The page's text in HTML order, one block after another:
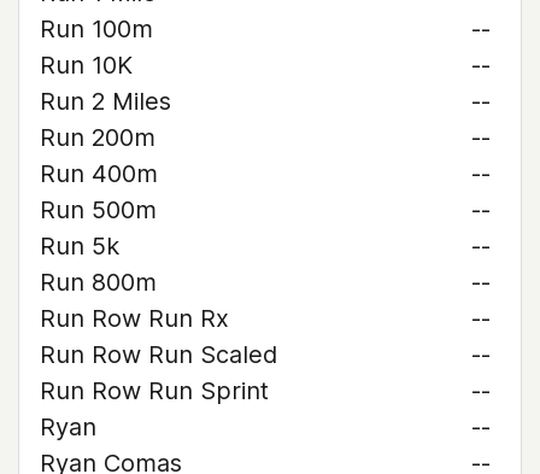
Run 100m
--
Run 10K
--
Run 2 Miles
--
Run 200m
--
Run 400m
--
Run 500m
--
Run 5k
--
Run 800m
--
Run Row Run Rx
--
Run Row Run Scaled
--
Run Row Run Sprint
--
Ryan
--
Ryan Comas
--